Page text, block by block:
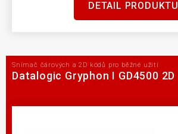
DETAIL PRODUKTU
Snímač čárových a 2D kódů pro běžné užití
Datalogic Gryphon I GD4500 2D